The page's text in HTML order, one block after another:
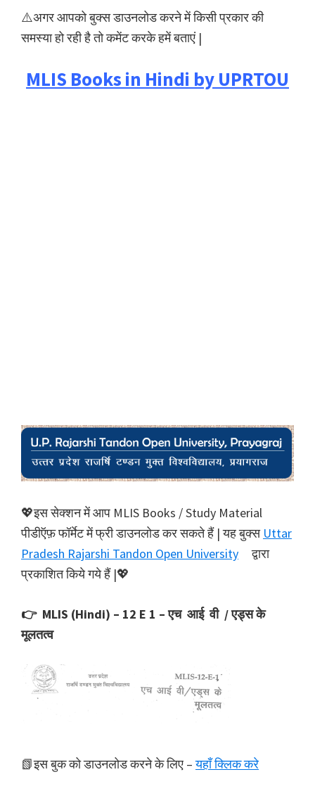
⚠️अगर आपको बुक्स डाउनलोड करने में किसी प्रकार की
समस्या हो रही है तो कमेंट करके हमें बताएं |
MLIS Books in Hindi by UPRTOU
💖इस सेक्शन में आप MLIS Books / Study Material
पीडीऍफ़ फॉर्मेट में फ्री डाउनलोड कर सकते हैं | यह बुक्स Uttar
Pradesh Rajarshi Tandon Open University
द्वारा
प्रकाशित किये गये हैं |💖
👉 MLIS (Hindi) – 12 E 1 – एच आई वी / एड्स के
मूलतत्व
📗इस बुक को डाउनलोड करने के लिए –यहाँ क्लिक करे